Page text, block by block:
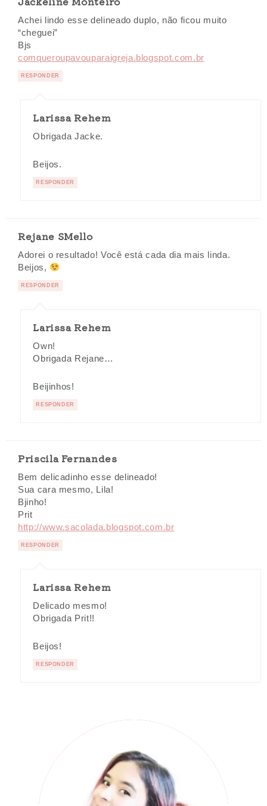
Achei lindo esse delineado duplo, não ficou muito
“cheguei”
Bjs
comqueroupavouparaigreja.blogspot.com.br
RESPONDER
Larissa Rehem
Obrigada Jacke.
Beijos.
RESPONDER
Rejane SMello
Adorei o resultado! Você está cada dia mais linda.
Beijos,
RESPONDER
Larissa Rehem
Own!
Obrigada Rejane…
Beijinhos!
RESPONDER
Priscila Fernandes
Bem delicadinho esse delineado!
Sua cara mesmo, Lila!
Bjinho!
Prit
http://www.sacolada.blogspot.com.br
RESPONDER
Larissa Rehem
Delicado mesmo!
Obrigada Prit!!
Beijos!
RESPONDER